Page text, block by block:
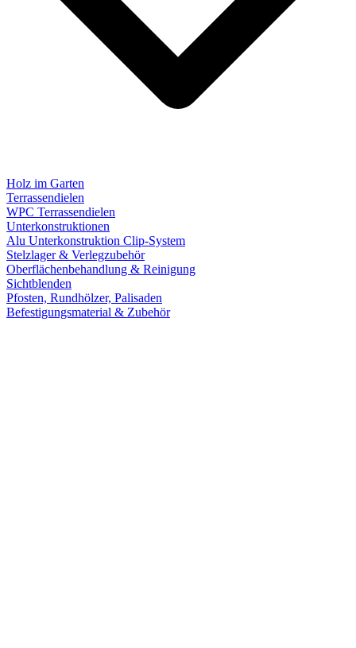
Holz im Garten
Terrassendielen
WPC Terrassendielen
Unterkonstruktionen
Alu Unterkonstruktion Clip-System
Stelzlager & Verlegzubehör
Oberflächenbehandlung & Reinigung
Sichtblenden
Pfosten, Rundhölzer, Palisaden
Befestigungsmaterial & Zubehör